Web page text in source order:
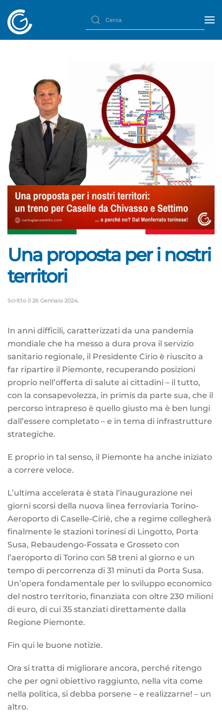
Una proposta per i nostri
territori
Scritto il 26 Gennaio 2024.
In anni difficili, caratterizzati da una pandemia
mondiale che ha messo a dura prova il servizio
sanitario regionale, il Presidente Cirio è riuscito a
far ripartire il Piemonte, recuperando posizioni
proprio nell’offerta di salute ai cittadini – il tutto,
con la consapevolezza, in primis da parte sua, che il
percorso intrapreso è quello giusto ma è ben lungi
dall’essere completato – e in tema di infrastrutture
strategiche.
E proprio in tal senso, il Piemonte ha anche iniziato
a correre veloce.
L’ultima accelerata è stata l’inaugurazione nei
giorni scorsi della nuova linea ferroviaria Torino-
Aeroporto di Caselle-Ciriè, che a regime collegherà
finalmente le stazioni torinesi di Lingotto, Porta
Susa, Rebaudengo-Fossata e Grosseto con
l’aeroporto di Torino con 58 treni al giorno e un
tempo di percorrenza di 31 minuti da Porta Susa.
Un’opera fondamentale per lo sviluppo economico
del nostro territorio, finanziata con oltre 230 milioni
di euro, di cui 35 stanziati direttamente dalla
Regione Piemonte.
Fin qui le buone notizie.
Ora si tratta di migliorare ancora, perché ritengo
che per ogni obiettivo raggiunto, nella vita come
nella politica, si debba porsene – e realizzarne! – un
altro.